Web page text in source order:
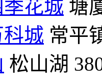
花城 塘
城 常平
松山湖